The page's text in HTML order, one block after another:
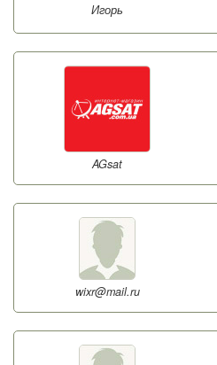
Игорь
AGsat
wixr@mail.ru